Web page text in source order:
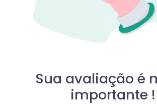
Sua avaliação é
importante !